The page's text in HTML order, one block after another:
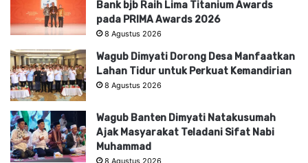
Bank bjb Raih Lima Titanium Awards
pada PRIMA Awards 2026
8 Agustus 2026
Wagub Dimyati Dorong Desa Manfaatkan
Lahan Tidur untuk Perkuat Kemandirian
8 Agustus 2026
Wagub Banten Dimyati Natakusumah
Ajak Masyarakat Teladani Sifat Nabi
Muhammad
8 Agustus 2026